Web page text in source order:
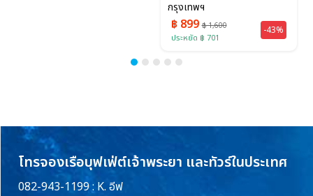
กรุงเทพฯ
฿ 899฿ 1,600
ประหยัด ฿ 701
-43%
โทรจองเรือบุฟเฟ่ต์เจ้าพระยา และทัวร์ในประเทศ
082-943-1199 : K. อีฟ